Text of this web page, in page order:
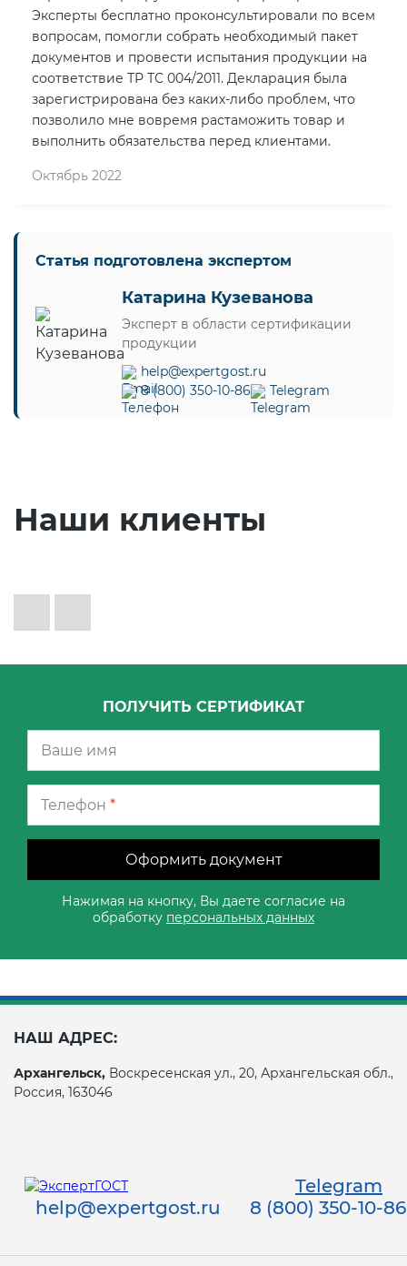
Эксперты бесплатно проконсультировали по всем
вопросам, помогли собрать необходимый пакет
документов и провести испытания продукции на
соответствие ТР ТС 004/2011. Декларация была
зарегистрирована без каких-либо проблем, что
позволило мне вовремя растаможить товар и
выполнить обязательства перед клиентами.
Октябрь 2022
Статья подготовлена экспертом
Катарина Кузеванова
Эксперт в области сертификации
продукции
help@expertgost.ru
8 (800) 350-10-86
Telegram
Наши клиенты
ПОЛУЧИТЬ СЕРТИФИКАТ
Телефон *
Оформить документ
Нажимая на кнопку, Вы даете согласие на
обработку персональных данных
НАШ АДРЕС:
Архангельск, Воскресенская ул., 20, Архангельская обл.,
Россия, 163046
Telegram
help@expertgost.ru
8 (800) 350-10-86